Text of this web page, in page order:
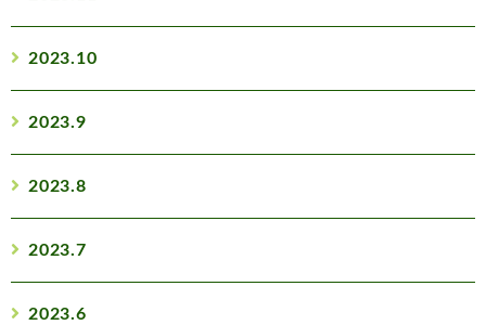
2023.10
2023.9
2023.8
2023.7
2023.6